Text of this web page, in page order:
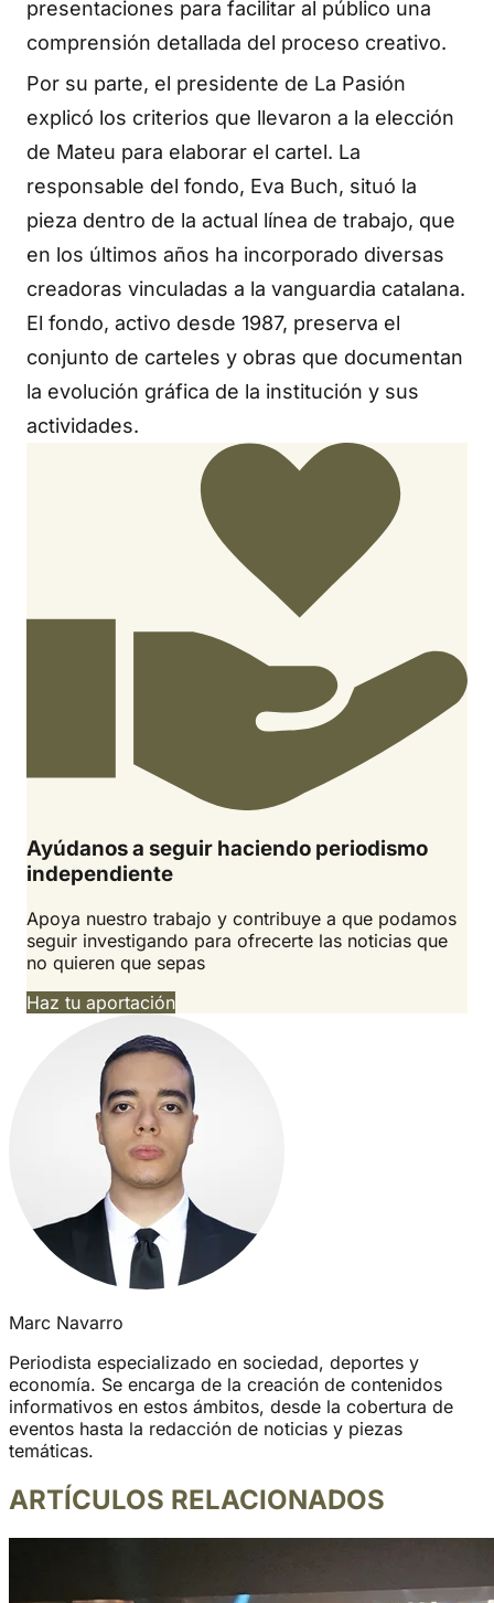
presentaciones para facilitar al público una
comprensión detallada del proceso creativo.
Por su parte, el presidente de La Pasión
explicó los criterios que llevaron a la elección
de Mateu para elaborar el cartel. La
responsable del fondo, Eva Buch, situó la
pieza dentro de la actual línea de trabajo, que
en los últimos años ha incorporado diversas
creadoras vinculadas a la vanguardia catalana.
El fondo, activo desde 1987, preserva el
conjunto de carteles y obras que documentan
la evolución gráfica de la institución y sus
actividades.
Ayúdanos a seguir haciendo periodismo
independiente
Apoya nuestro trabajo y contribuye a que podamos
seguir investigando para ofrecerte las noticias que
no quieren que sepas
Haz tu aportación
Marc Navarro
Periodista especializado en sociedad, deportes y
economía. Se encarga de la creación de contenidos
informativos en estos ámbitos, desde la cobertura de
eventos hasta la redacción de noticias y piezas
temáticas.
ARTÍCULOS RELACIONADOS